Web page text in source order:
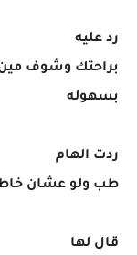
رد عليه
براحتك وشوف
بسهوله
ردت الهام
طب ولو عشان
قال لها